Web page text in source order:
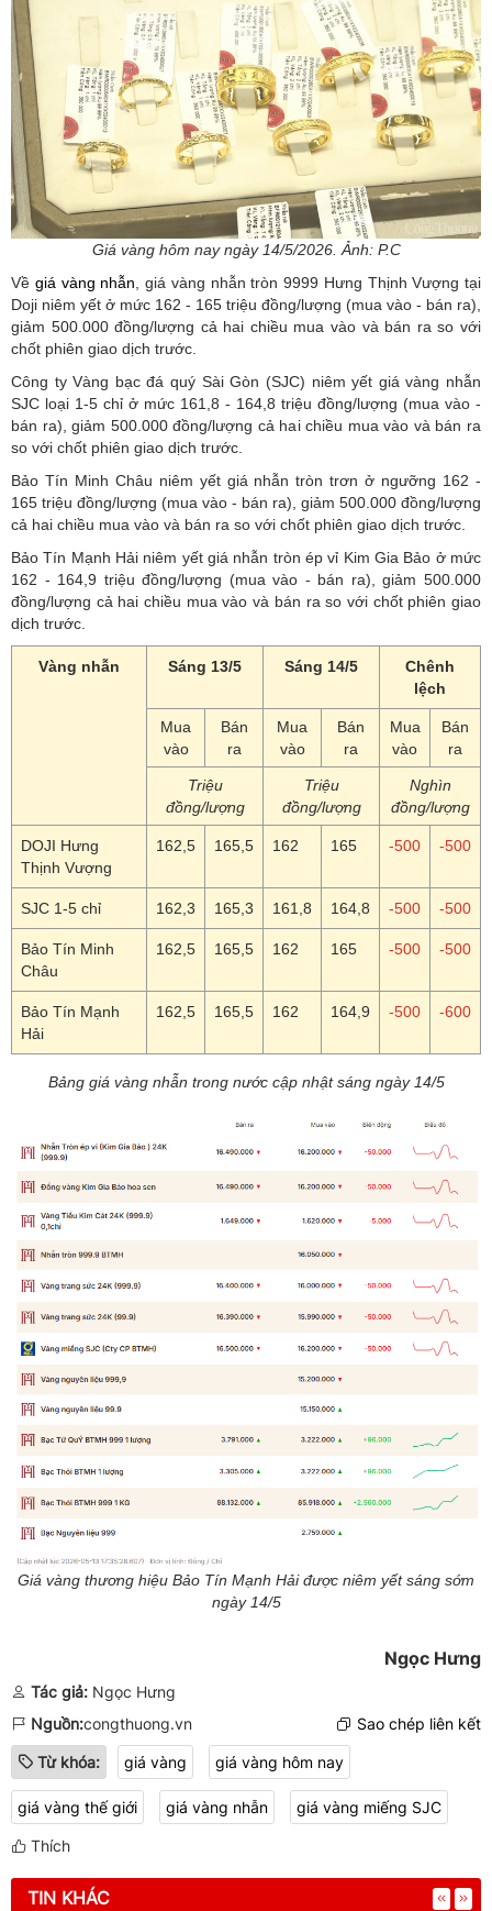
Giá vàng hôm nay ngày 14/5/2026. Ảnh: P.C
Về giá vàng nhẫn , giá vàng nhẫn tròn 9999 Hưng Thịnh Vượng tại
Doji niêm yết ở mức 162 - 165 triệu đồng/lượng (mua vào - bán ra),
giảm 500.000 đồng/lượng cả hai chiều mua vào và bán ra so với
chốt phiên giao dịch trước.
Công ty Vàng bạc đá quý Sài Gòn (SJC) niêm yết giá vàng nhẫn
SJC loại 1-5 chỉ ở mức 161,8 - 164,8 triệu đồng/lượng (mua vào -
bán ra), giảm 500.000 đồng/lượng cả hai chiều mua vào và bán ra
so với chốt phiên giao dịch trước.
Bảo Tín Minh Châu niêm yết giá nhẫn tròn trơn ở ngưỡng 162 -
165 triệu đồng/lượng (mua vào - bán ra), giảm 500.000 đồng/lượng
cả hai chiều mua vào và bán ra so với chốt phiên giao dịch trước.
Bảo Tín Mạnh Hải niêm yết giá nhẫn tròn ép vỉ Kim Gia Bảo ở mức
162 - 164,9 triệu đồng/lượng (mua vào - bán ra), giảm 500.000
đồng/lượng cả hai chiều mua vào và bán ra so với chốt phiên giao
dịch trước.
Vàng nhẫn Sáng 13/5 Sáng 14/5
Chênh
lệch
Mua
vào
Bán
ra
Mua
vào
Bán
ra
Mua
vào
Bán
ra
Triệu
đồng/lượng
Triệu
đồng/lượng
Nghìn
đồng/lượng
DOJI Hưng
Thịnh Vượng
162,5 165,5 162 165 -500 -500
SJC 1-5 chỉ 162,3 165,3 161,8 164,8 -500 -500
Bảo Tín Minh
Châu
162,5 165,5 162 165 -500 -500
Bảo Tín Mạnh
Hải
162,5 165,5 162 164,9 -500 -600
Bảng giá vàng nhẫn trong nước cập nhật sáng ngày 14/5
Giá vàng thương hiệu Bảo Tín Mạnh Hải được niêm yết sáng sớm
ngày 14/5
Ngọc Hưng
Tác giả: Ngọc Hưng
Nguồn:congthuong.vn Sao chép liên kết
Từ khóa: giá vàng giá vàng hôm nay
giá vàng thế giới giá vàng nhẫn giá vàng miếng SJC
Thích
TIN KHÁC